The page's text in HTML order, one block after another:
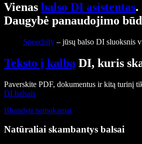
Vienas balso DI asistentas.
Daugybė panaudojimo
Speechify– jūsų balso DI sluoksnis
Teksto į kalbą DI, kuris
Paverskite PDF, dokumentus ir kitą turinį
DI balsais
Išbandyti nemokamai
Natūraliai skambantys balsai